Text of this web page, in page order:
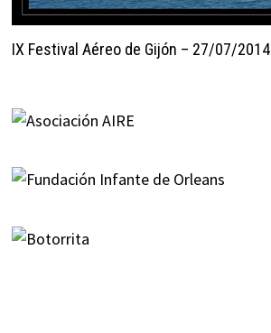
IX Festival Aéreo de Gijón – 27/07/2014